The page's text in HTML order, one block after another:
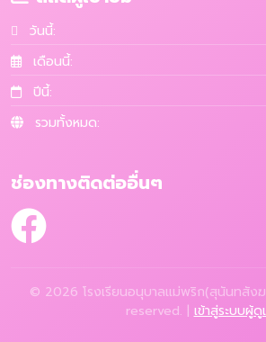
วันนี้:
เดือนนี้:
ปีนี้:
รวมทั้งหมด:
ช่องทางติดต่ออื่นๆ
© 2026 โรงเรียนอนุบาลแม่พริก(สุนันทสัง
reserved. | เข้าสู่ระบบผู้